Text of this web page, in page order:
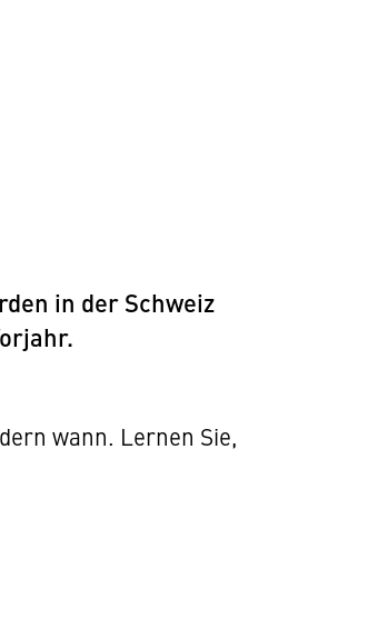
in der Schweiz
wann. Lernen Sie,